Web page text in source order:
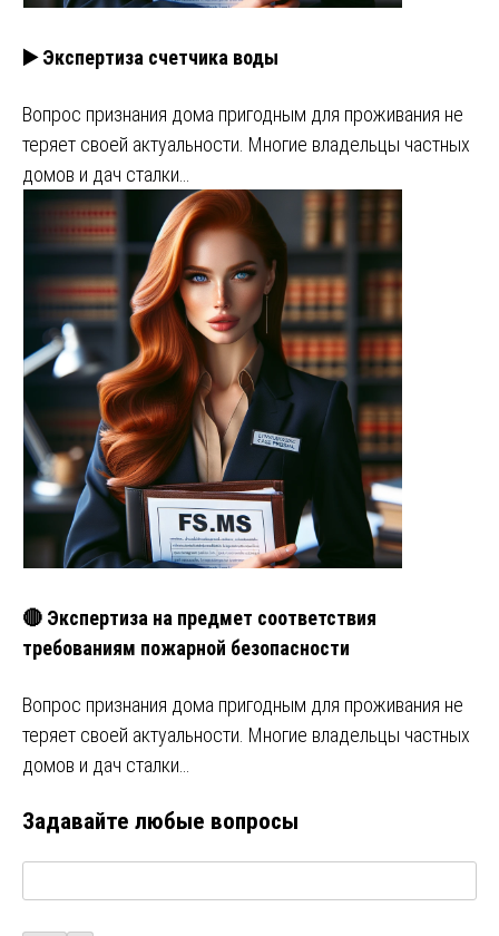
▶️ Экспертиза счетчика воды
Вопрос признания дома пригодным для проживания не
теряет своей актуальности. Многие владельцы частных
домов и дач сталки…
🔴 Экспертиза на предмет соответствия
требованиям пожарной безопасности
Вопрос признания дома пригодным для проживания не
теряет своей актуальности. Многие владельцы частных
домов и дач сталки…
Задавайте любые вопросы